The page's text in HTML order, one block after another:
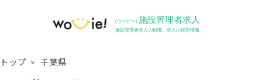
トップ 千葉県